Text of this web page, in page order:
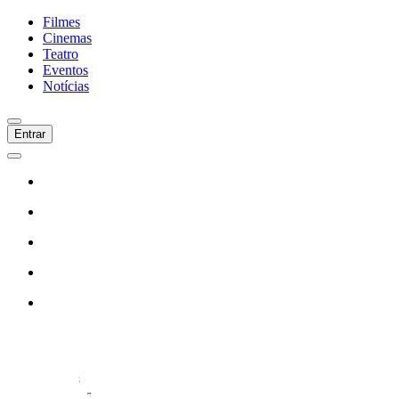
Filmes
Cinemas
Teatro
Eventos
Notícias
Entrar
Filmes
Cinemas